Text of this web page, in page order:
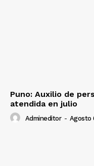
Puno: Auxilio de
atendida en julio
Admineditor - Agosto